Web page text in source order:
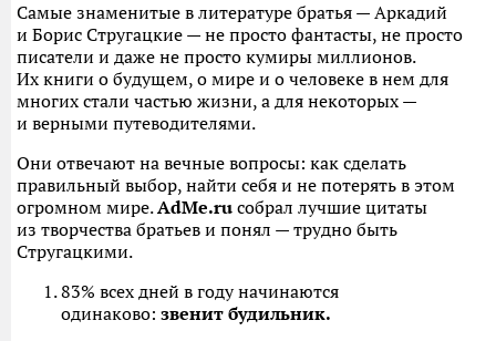
Самые знаменитые в литературе братья — Аркадий
и Борис Стругацкие — не просто фантасты, не просто
писатели и даже не просто кумиры миллионов.
Их книги о будущем, о мире и о человеке в нем для
многих стали частью жизни, а для некоторых —
и верными путеводителями.
Они отвечают на вечные вопросы: как сделать
правильный выбор, найти себя и не потерять в этом
огромном мире.AdMe.ru собрал лучшие цитаты
из творчества братьев и понял — трудно быть
Стругацкими.
83% всех дней в году начинаются
одинаково: звенит будильник.